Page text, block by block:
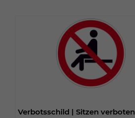
Verbotsschild | Sitzen verboten